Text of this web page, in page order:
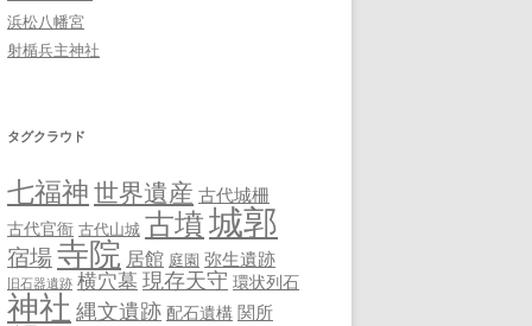
浜松八幡宮
射楯兵主神社
タグクラウド
七福神 世界遺産 古代城柵
古代官衙 古代山城 古墳城郭
宿場寺院 居館 庭園 弥生遺跡
旧石器遺跡 横穴墓 現存天守 環状列石
神社 縄文遺跡 配石遺構 関所